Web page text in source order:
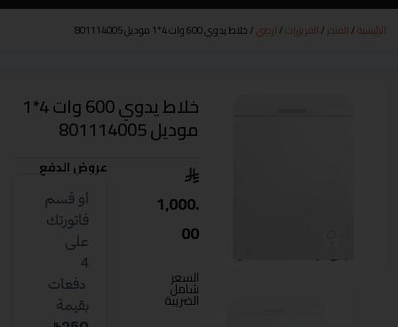
الرئيسية/المتجر/الفريزرات/ارضي/ خلاط يدوي 600 وات 4*1 موديل 801114005
خلاط يدوي 600 وات 4*1
موديل 801114005
1,000.
00
السعر
شامل
الضريبة
عروض الدفع